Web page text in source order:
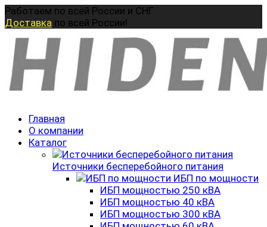
Перейти
к
Работаем по всей России и СНГ
Доставка по всей России!
Главная
О компании
Каталог
Источники бесперебойного питания
ИБП по мощности
ИБП мощностью 250 кВА
ИБП мощностью 40 кВА
ИБП мощностью 300 кВА